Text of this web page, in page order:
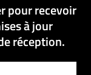
pour recevoir
à jour
réception.